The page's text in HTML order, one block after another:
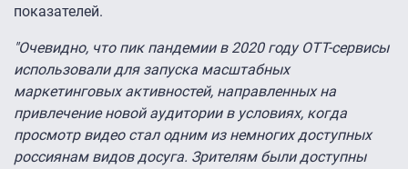
показателей.
"Очевидно, что пик пандемии в 2020 году OTT-сервисы
использовали для запуска масштабных
маркетинговых активностей, направленных на
привлечение новой аудитории в условиях, когда
просмотр видео стал одним из немногих доступных
россиянам видов досуга. Зрителям были доступны